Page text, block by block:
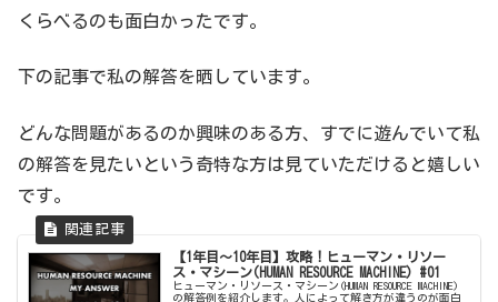
くらべるのも面白かったです。
下の記事で私の解答を晒しています。
どんな問題があるのか興味のある方、すでに遊んでいて私
の解答を見たいという奇特な方は見ていただけると嬉しい
です。
【1年目～10年目】攻略！ヒューマン・リソー
ス・マシーン(HUMAN RESOURCE MACHINE) #01
ヒューマン・リソース・マシーン(HUMAN RESOURCE MACHINE)
の解答例を紹介します。人によって解き方が違うのが面白